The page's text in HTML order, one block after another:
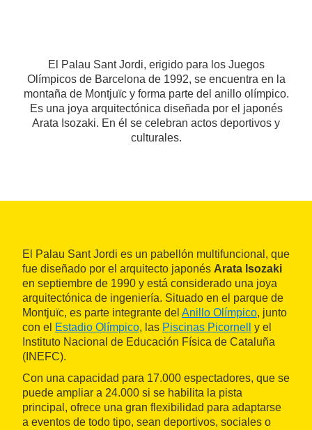
El Palau Sant Jordi, erigido para los Juegos
Olímpicos de Barcelona de 1992, se encuentra en la
montaña de Montjuïc y forma parte del anillo olímpico.
Es una joya arquitectónica diseñada por el japonés
Arata Isozaki. En él se celebran actos deportivos y
culturales.
El Palau Sant Jordi es un pabellón multifuncional, que
fue diseñado por el arquitecto japonés Arata Isozaki
en septiembre de 1990 y está considerado una joya
arquitectónica de ingeniería. Situado en el parque de
Montjuïc, es parte integrante del Anillo Olímpico, junto
con el Estadio Olímpico, las Piscinas Picornell
y el
Instituto Nacional de Educación Física de Cataluña
(INEFC).
Con una capacidad para 17.000 espectadores, que se
puede ampliar a 24.000 si se habilita la pista
principal, ofrece una gran flexibilidad para adaptarse
a eventos de todo tipo, sean deportivos, sociales o